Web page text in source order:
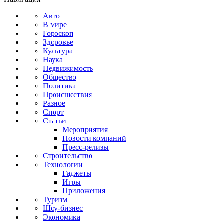
Авто
В мире
Гороскоп
Здоровье
Культура
Наука
Недвижимость
Общество
Политика
Происшествия
Разное
Спорт
Статьи
Мероприятия
Новости компаний
Пресс-релизы
Строительство
Технологии
Гаджеты
Игры
Приложения
Туризм
Шоу-бизнес
Экономика